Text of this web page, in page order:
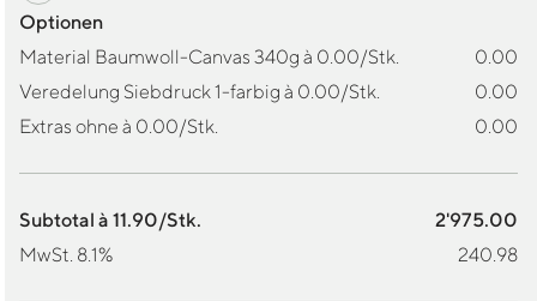
Optionen
Material Baumwoll-Canvas 340g à 0.00/Stk.
0.00
Veredelung Siebdruck 1-farbig à 0.00/Stk.
0.00
Extras ohne à 0.00/Stk.
0.00
Subtotal à 11.90/Stk.
2'975.00
MwSt. 8.1%
240.98